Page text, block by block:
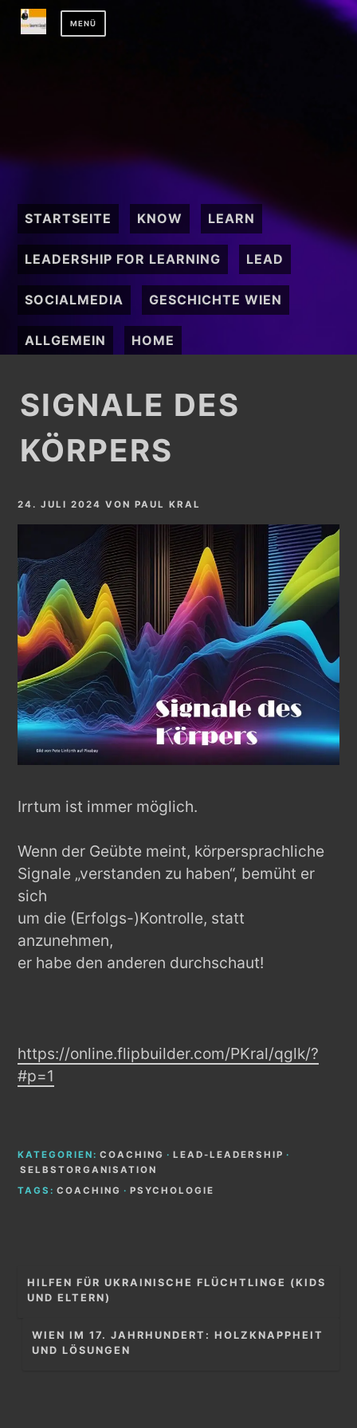
Zum
Inhalt
MENÜ
STARTSEITE KNOW LEARN
LEADERSHIP FOR LEARNING LEAD
SOCIALMEDIA GESCHICHTE WIEN
ALLGEMEIN HOME
SIGNALE DES
KÖRPERS
24. JULI 2024 VONPAUL KRAL
Irrtum ist immer möglich.
Wenn der Geübte meint, körpersprachliche
Signale „verstanden zu haben“, bemüht er
sich
um die (Erfolgs-)Kontrolle, statt
anzunehmen,
er habe den anderen durchschaut!
https://online.flipbuilder.com/PKral/qglk/?
#p=1
KATEGORIEN: COACHING · LEAD-LEADERSHIP ·
SELBSTORGANISATION
TAGS: COACHING · PSYCHOLOGIE
Beitragsnavigation
HILFEN FÜR UKRAINISCHE FLÜCHTLINGE (KIDS
UND ELTERN)
WIEN IM 17. JAHRHUNDERT: HOLZKNAPPHEIT
UND LÖSUNGEN